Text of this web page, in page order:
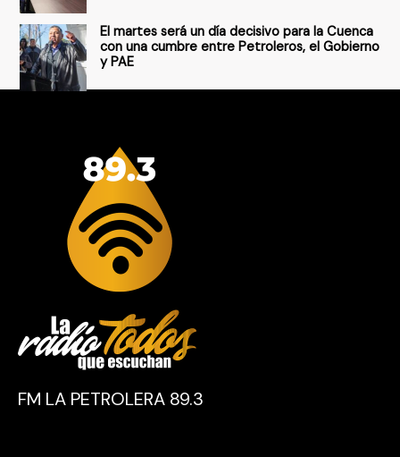
El martes será un día decisivo para la Cuenca
con una cumbre entre Petroleros, el Gobierno
y PAE
FM LA PETROLERA 89.3